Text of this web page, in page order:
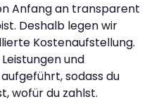
Anfang an transparent
Deshalb legen wir
Kostenaufstellung.
und
sodass du
wofür du zahlst.